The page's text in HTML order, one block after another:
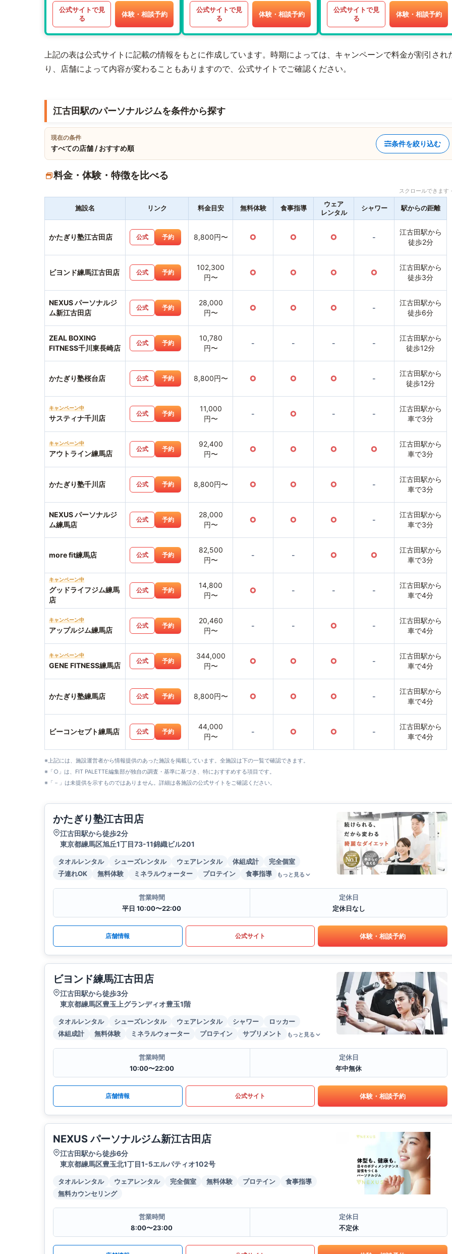
公式サイトで見
る
体験・相談予約
公式サイトで見
る
体験・相談予約
公式サイトで見
る
体験・相談予約
上記の表は公式サイトに記載の情報をもとに作成しています。時期によっては、キャンペーンで料金が割引され
り、店舗によって内容が変わることもありますので、公式サイトでご確認ください。
江古田駅のパーソナルジムを条件から探す
現在の条件
すべての店舗 / おすすめ順
条件を絞り込む
料金・体験・特徴を比べる
スクロールできま
施設名 リンク 料金目安 無料体験 食事指導
ウェア
レンタル
シャワー 駅からの距離
かたぎり塾江古田店 公式 予約 8,800円〜 ○ ○ ○ -
江古田駅から
徒歩2分
ビヨンド練馬江古田店 公式 予約
102,300
円〜
○ ○ ○ ○
江古田駅から
徒歩3分
NEXUS パーソナルジ
ム新江古田店
公式 予約
28,000
円〜
○ ○ ○ -
江古田駅から
徒歩6分
ZEAL BOXING
FITNESS千川東長崎店
公式 予約
10,780
円〜
- - - -
江古田駅から
徒歩12分
かたぎり塾桜台店 公式 予約 8,800円〜 ○ ○ ○ -
江古田駅から
徒歩12分
キャンペーン中
サスティナ千川店
公式 予約
11,000
円〜
- ○ - -
江古田駅から
車で3分
キャンペーン中
アウトライン練馬店
公式 予約
92,400
円〜
○ ○ ○ ○
江古田駅から
車で3分
かたぎり塾千川店 公式 予約 8,800円〜 ○ ○ ○ -
江古田駅から
車で3分
NEXUS パーソナルジ
ム練馬店
公式 予約
28,000
円〜
○ ○ ○ -
江古田駅から
車で3分
more fit練馬店 公式 予約
82,500
円〜
- - ○ ○
江古田駅から
車で3分
キャンペーン中
グッドライフジム練馬
店
公式 予約
14,800
円〜
○ - - -
江古田駅から
車で4分
キャンペーン中
アップルジム練馬店
公式 予約
20,460
円〜
- - ○ -
江古田駅から
車で4分
キャンペーン中
GENE FITNESS練馬店
公式 予約
344,000
円〜
○ ○ ○ -
江古田駅から
車で4分
かたぎり塾練馬店 公式 予約 8,800円〜 ○ ○ ○ -
江古田駅から
車で4分
ビーコンセプト練馬店 公式 予約
44,000
円〜
- ○ ○ -
江古田駅から
車で4分
※上記には、施設運営者から情報提供のあった施設を掲載しています。全施設は下の一覧で確認できます。
※「○」は、FIT PALETTE編集部が独自の調査・基準に基づき、特におすすめする項目です。
※「－」は未提供を示すものではありません。詳細は各施設の公式サイトをご確認ください。
かたぎり塾江古田店
江古田駅から徒歩2分
東京都練馬区旭丘1丁目73-11錦織ビル201
タオルレンタル シューズレンタル ウェアレンタル 体組成計
完全個室
子連れOK
無料体験 ミネラルウォーター プロテイン 食事指導 もっと見る
営業時間
平日 10:00〜22:00
定休日
定休日なし
店舗情報 公式サイト 体験・相談予約
ビヨンド練馬江古田店
江古田駅から徒歩3分
東京都練馬区豊玉上グランディオ豊玉1階
タオルレンタル シューズレンタル ウェアレンタル シャワー
ロッカー
体組成計
無料体験 ミネラルウォーター プロテイン サプリメント もっと見る
営業時間
10:00〜22:00
定休日
年中無休
店舗情報 公式サイト 体験・相談予約
NEXUS パーソナルジム新江古田店
江古田駅から徒歩6分
東京都練馬区豊玉北1丁目1-5エルパティオ102号
タオルレンタル ウェアレンタル 完全個室 無料体験 プロテイン
食事指導
無料カウンセリング
営業時間
8:00〜23:00
定休日
不定休